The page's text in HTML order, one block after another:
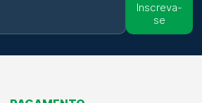
Inscreva-
se